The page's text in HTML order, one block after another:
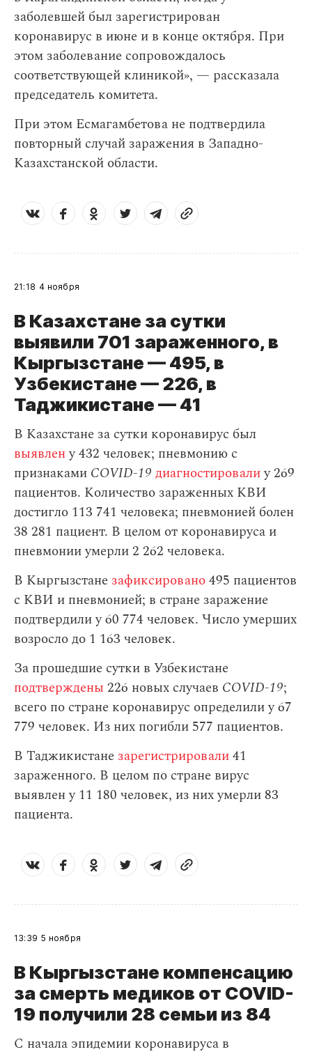
заболевшей был зарегистрирован
коронавирус в июне и в конце октября. При
этом заболевание сопровождалось
соответствующей клиникой», — рассказала
председатель комитета.
При этом Есмагамбетова не подтвердила
повторный случай заражения в Западно-
Казахстанской области.
21:18 4 ноября
В Казахстане за сутки
выявили 701 зараженного, в
Кыргызстане — 495, в
Узбекистане — 226, в
Таджикистане— 41
В Казахстане за сутки коронавирус был
выявлену 432 человек; пневмонию с
признаками COVID-19 диагностировалиу 269
пациентов. Количество зараженных КВИ
достигло 113 741 человека; пневмонией болен
38 281 пациент. В целом от коронавируса и
пневмонии умерли 2 262 человека.
В Кыргызстане зафиксировано495 пациентов
с КВИ и пневмонией; в стране заражение
подтвердили у 60 774 человек. Число умерших
возросло до 1 163 человек.
За прошедшие сутки в Узбекистане
подтверждены 226 новых случаев COVID-19;
всего по стране коронавирус определили у 67
779 человек. Из них погибли 577 пациентов.
В Таджикистане зарегистрировали41
зараженного. В целом по стране вирус
выявлен у 11 180 человек, из них умерли 83
пациента.
13:39 5 ноября
В Кыргызстане компенсацию
за смерть медиков от COVID-
19 получили 28 семьи из 84
С начала эпидемии коронавируса в